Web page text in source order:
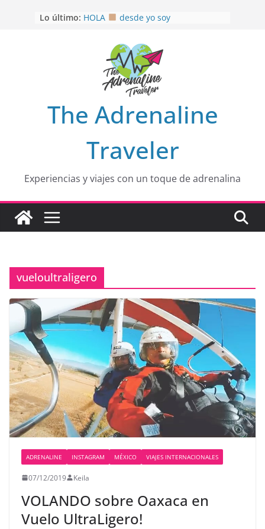
Lo último: HOLA
desde yo soy
EL SENDERO DEL CACAO: Excelente
opción
HOSPEDAJE AL NATURALSHH !!
OTRA PERSPECTIVA de RÍO EL
MULITO!
The Adrenaline
Traveler
Experiencias y viajes con un toque de adrenalina
vueloultraligero
ADRENALINE INSTAGRAM MÉXICO VIAJES INTERNACIONALES
07/12/2019 Keila
VOLANDO sobre Oaxaca en
Vuelo UltraLigero!